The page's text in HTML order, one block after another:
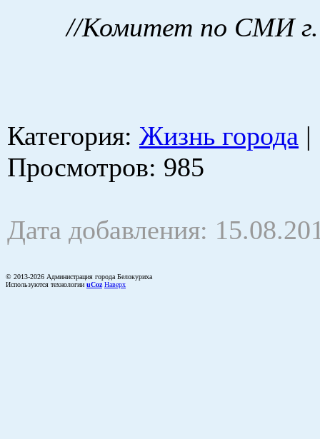
//Комитет по СМИ г.
Категория: Жизнь города |
Просмотров: 985
Дата добавления:
© 2013-2026 Администрация города Белокуриха
Используются технологии uCoz Наверх